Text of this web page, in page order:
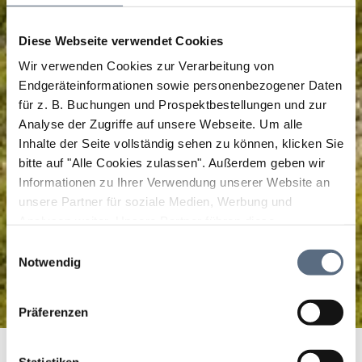
Diese Webseite verwendet Cookies
Wir verwenden Cookies zur Verarbeitung von
Endgeräteinformationen sowie personenbezogener Daten
für z. B. Buchungen und Prospektbestellungen und zur
Analyse der Zugriffe auf unsere Webseite. Um alle
Inhalte der Seite vollständig sehen zu können, klicken Sie
bitte auf "Alle Cookies zulassen". Außerdem geben wir
Informationen zu Ihrer Verwendung unserer Website an
unsere Partner für soziale Medien, Werbung und
zusammen, die Sie ihnen bereitgestellt haben oder die
sie im Rahmen Ihrer Nutzung der Dienste gesammelt
Notwendig
Präferenzen
Gratweg zum Heimgarten 1790 m und zurück zum